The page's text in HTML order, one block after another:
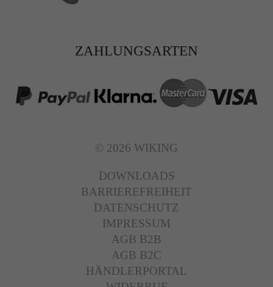
ZAHLUNGSARTEN
© 2026 WIKING
DOWNLOADS
BARRIEREFREIHEIT
DATENSCHUTZ
IMPRESSUM
AGB B2B
AGB B2C
HÄNDLERPORTAL